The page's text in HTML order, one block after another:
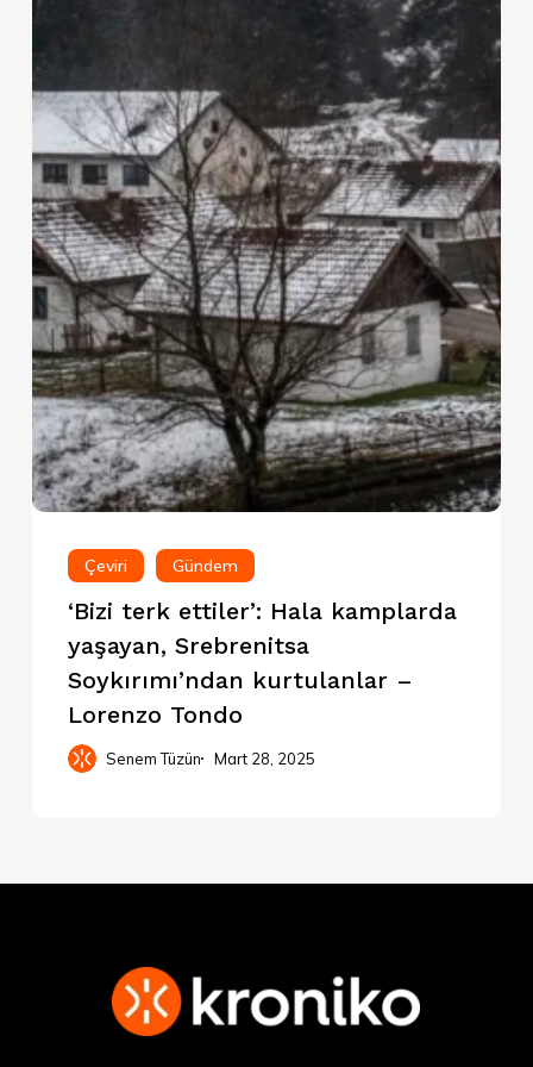
Çeviri Gündem
‘Bizi terk ettiler’: Hala kamplarda
yaşayan, Srebrenitsa
Soykırımı’ndan kurtulanlar –
Lorenzo Tondo
Senem Tüzün Mart 28, 2025